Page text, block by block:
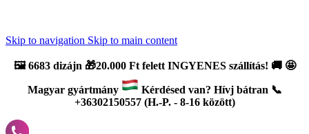
Skip to navigation Skip to main content
🖼️6683 dizájn 🎁20.000 Ft felett INGYENES szállítás! 🚚 🤩
Magyar gyártmány
Kérdésed van? Hívj bátran 📞
+36302150557 (H.-P. - 8-16 között)